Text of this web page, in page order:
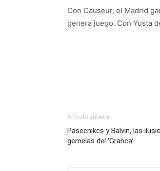
Con Causeur, el Madrid
genera juego. Con Yusta
Artículo anterior
Pasecnikcs y Balvin, las
gemelas del ‘Granca’